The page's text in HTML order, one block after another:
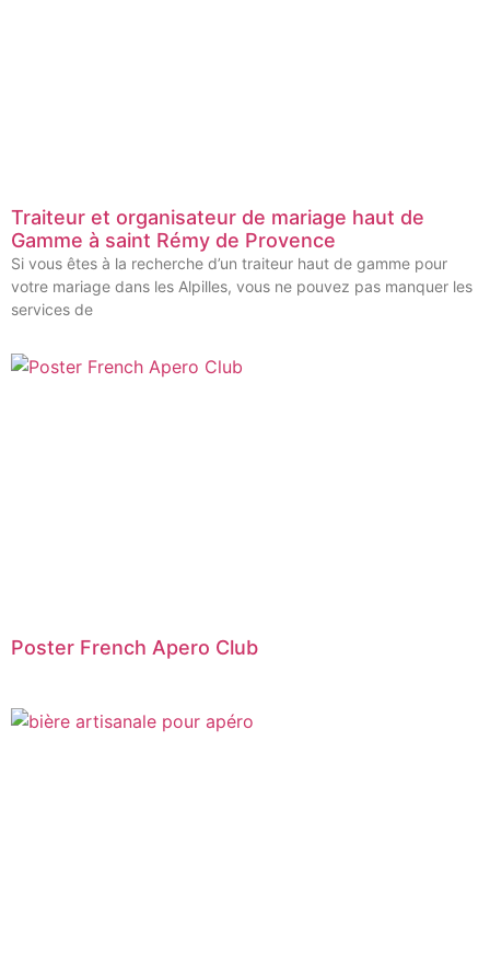
Traiteur et organisateur de mariage haut de
Gamme à saint Rémy de Provence
Si vous êtes à la recherche d’un traiteur haut de gamme pour
votre mariage dans les Alpilles, vous ne pouvez pas manquer les
services de
Poster French Apero Club